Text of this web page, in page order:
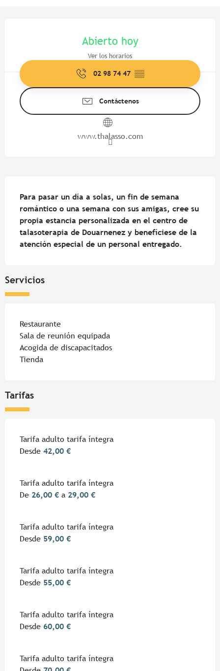
Abierto hoy
Ver los horarios
02 98 74 47 ▒▒
Contáctenos
www.thalasso.com
Para pasar un día a solas, un fin de semana
romántico o una semana con sus amigas, cree su
propia estancia personalizada en el centro de
talasoterapia de Douarnenez y benefíciese de la
atención especial de un personal entregado.
Servicios
Restaurante
Sala de reunión equipada
Acogida de discapacitados
Tienda
Tarifas
Tarifa adulto tarifa íntegra
Desde 42,00 €
Tarifa adulto tarifa íntegra
De 26,00 € a 29,00 €
Tarifa adulto tarifa íntegra
Desde 59,00 €
Tarifa adulto tarifa íntegra
Desde 55,00 €
Tarifa adulto tarifa íntegra
Desde 60,00 €
Tarifa adulto tarifa íntegra